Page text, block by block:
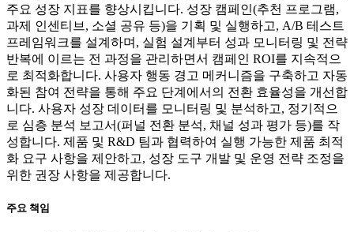
주요 성장 지표를 향상시킵니다. 성장 캠페인(추천 프로그램,
과제 인센티브, 소셜 공유 등)을 기획 및 실행하고, A/B 테스트
프레임워크를 설계하며, 실험 설계부터 성과 모니터링 및 전략
반복에 이르는 전 과정을 관리하면서 캠페인 ROI를 지속적으
로 최적화합니다. 사용자 행동 경고 메커니즘을 구축하고 자동
화된 참여 전략을 통해 주요 단계에서의 전환 효율성을 개선합
니다. 사용자 성장 데이터를 모니터링 및 분석하고, 정기적으
로 심층 분석 보고서(퍼널 전환 분석, 채널 성과 평가 등)를 작
성합니다. 제품 및 R&D 팀과 협력하여 실행 가능한 제품 최적
화 요구 사항을 제안하고, 성장 도구 개발 및 운영 전략 조정을
위한 권장 사항을 제공합니다.
주요 책임